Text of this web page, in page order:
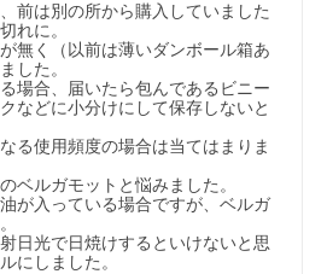
前は別の所から購入していました
れに。
無く（以前は薄いダンボール箱あ
した。
場合、届いたら包んであるビニー
などに小分けにして保存しないと
る使用頻度の場合は当てはまりま
ベルガモットと悩みました。
が入っている場合ですが、ベルガ
日光で日焼けするといけないと思
にしました。